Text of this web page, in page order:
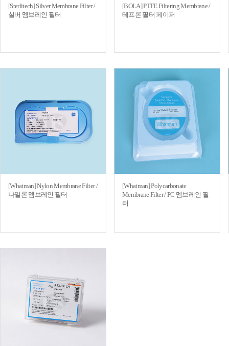
[Sterlitech] Silver Membrane Filter /
실버 멤브레인 필터
[BOLA] PTFE Filtering Membrane /
테프론 필터 페이퍼
[Whatman] Nylon Membrane Filter /
나일론 멤브레인 필터
[Whatman] Polycarbonate
Membrane Filter / PC 멤브레인 필
터